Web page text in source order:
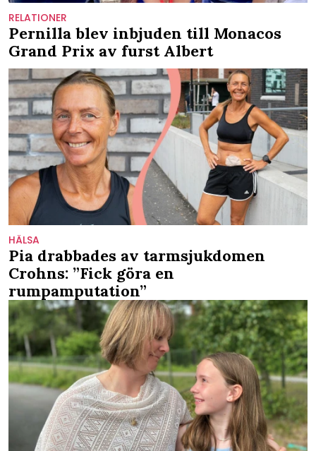
RELATIONER
Pernilla blev inbjuden till Monacos
Grand Prix av furst Albert
HÄLSA
Pia drabbades av tarmsjukdomen
Crohns: ”Fick göra en
rumpamputation”